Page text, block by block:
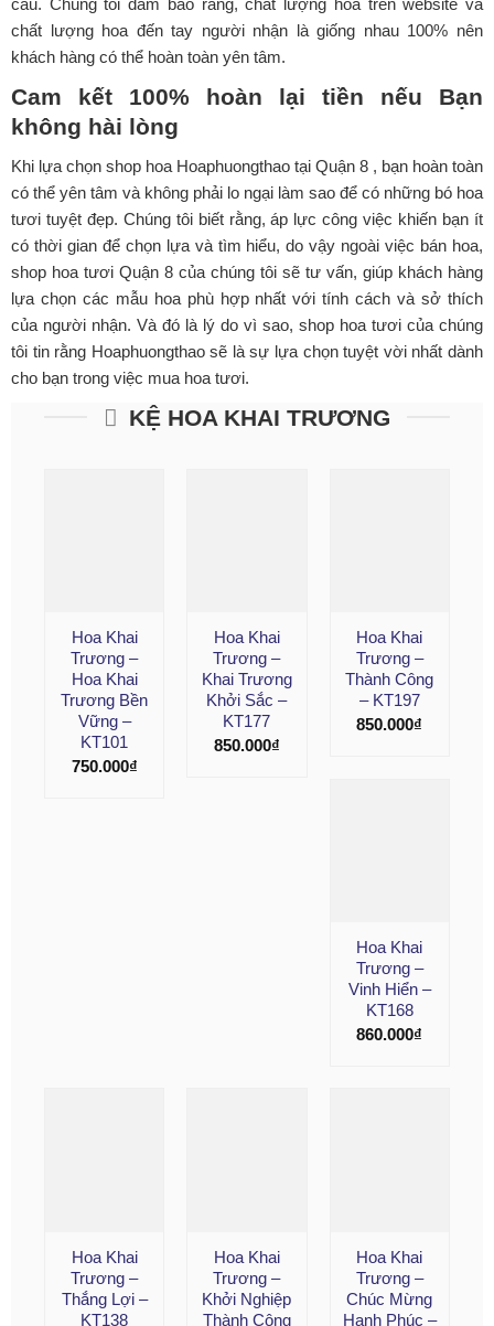
cầu. Chúng tôi đảm bảo rằng, chất lượng hoa trên website và
chất lượng hoa đến tay người nhận là giống nhau 100% nên
khách hàng có thể hoàn toàn yên tâm.
Cam kết 100% hoàn lại tiền nếu Bạn
không hài lòng
Khi lựa chọn shop hoa Hoaphuongthao tại Quận 8 , bạn hoàn toàn
có thể yên tâm và không phải lo ngại làm sao để có những bó hoa
tươi tuyệt đẹp. Chúng tôi biết rằng, áp lực công việc khiến bạn ít
có thời gian để chọn lựa và tìm hiểu, do vậy ngoài việc bán hoa,
shop hoa tươi Quận 8 của chúng tôi sẽ tư vấn, giúp khách hàng
lựa chọn các mẫu hoa phù hợp nhất với tính cách và sở thích
của người nhận. Và đó là lý do vì sao, shop hoa tươi của chúng
tôi tin rằng Hoaphuongthao sẽ là sự lựa chọn tuyệt vời nhất dành
cho bạn trong việc mua hoa tươi.
KỆ HOA KHAI TRƯƠNG
Hoa Khai
Trương –
Hoa Khai
Trương Bền
Vững –
KT101
750.000₫
Hoa Khai
Trương –
Khai Trương
Khởi Sắc –
KT177
850.000₫
Hoa Khai
Trương –
Thành Công
– KT197
850.000₫
Hoa Khai
Trương –
Vinh Hiển –
KT168
860.000₫
Hoa Khai
Trương –
Thắng Lợi –
KT138
Hoa Khai
Trương –
Khởi Nghiệp
Thành Công
Hoa Khai
Trương –
Chúc Mừng
Hạnh Phúc –